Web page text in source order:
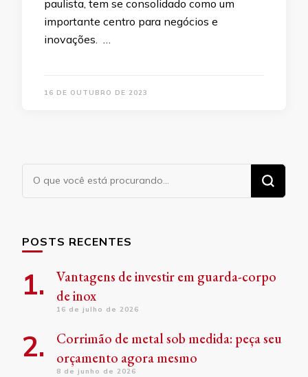
paulista, tem se consolidado como um
importante centro para negócios e
inovações. …
16 DE OUTUBRO DE 2023
Procurando
algo?
POSTS RECENTES
Vantagens de investir em guarda-corpo
de inox
16 de julho de 2026
Corrimão de metal sob medida: peça seu
orçamento agora mesmo
8 de junho de 2026